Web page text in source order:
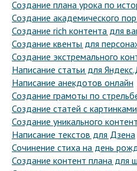
Создание плана урока по
Создание академического
Создание rich контента для
Создание квенты для
Создание экстремального
Написание статьи для
Написание анекдотов онлайн
Создание грамоты по
Создание статей с картинками
Создание уникального
Написание текстов для Дзена
Сочинение стиха на день
Создание контент плана для